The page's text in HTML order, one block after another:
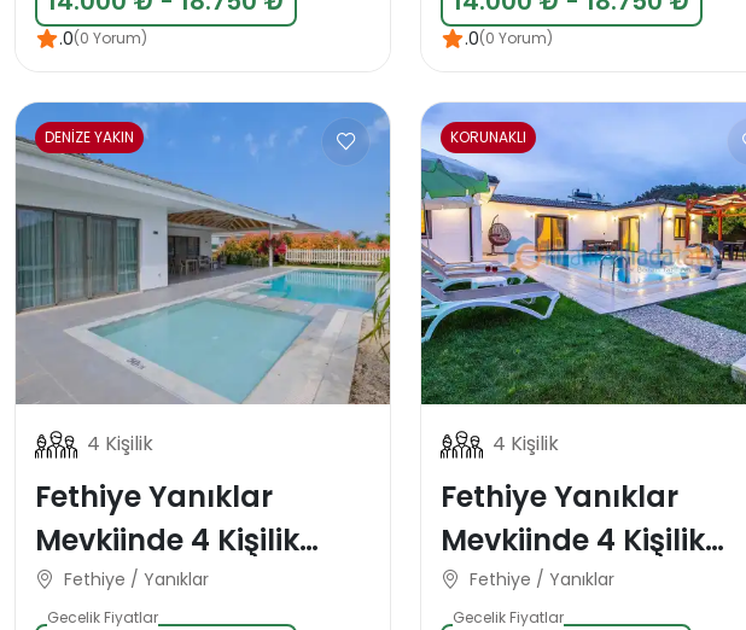
.0(0 Yorum) .0(0 Yorum)
DENİZE YAKIN
4 Kişilik
Fethiye Yanıklar
Mevkiinde 4 Kişilik
Korunaklı Tatil Villası
Fethiye / Yanıklar
Gecelik Fiyatlar
KORUNAKLI
4 Kişilik
Fethiye Yanıklar
Mevkiinde 4 Kişilik
Tatil Villası
Fethiye / Yanıklar
Gecelik Fiyatlar